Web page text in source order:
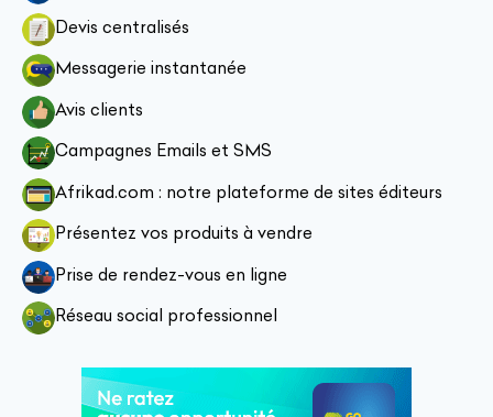
Devis centralisés
Messagerie instantanée
Avis clients
Campagnes Emails et SMS
Afrikad.com : notre plateforme de sites éditeurs
Présentez vos produits à vendre
Prise de rendez-vous en ligne
Réseau social professionnel